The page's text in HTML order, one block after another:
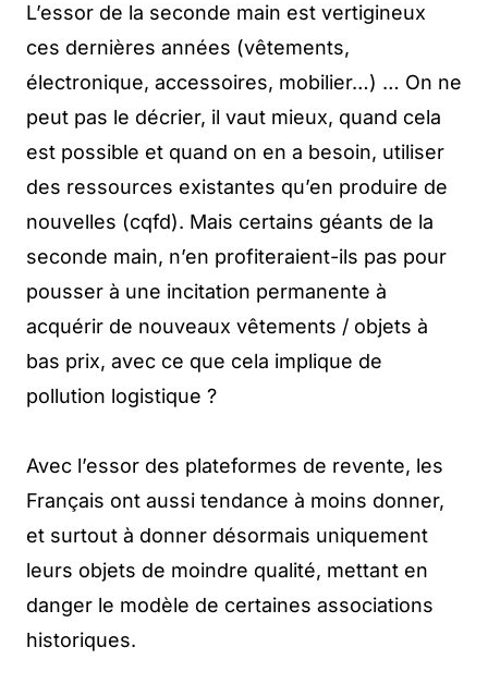
L’essor de la seconde main est vertigineux
ces dernières années (vêtements,
électronique, accessoires, mobilier…) … On ne
peut pas le décrier, il vaut mieux, quand cela
est possible et quand on en a besoin, utiliser
des ressources existantes qu’en produire de
nouvelles (cqfd). Mais certains géants de la
seconde main, n’en profiteraient-ils pas pour
pousser à une incitation permanente à
acquérir de nouveaux vêtements / objets à
bas prix, avec ce que cela implique de
pollution logistique ?
Avec l’essor des plateformes de revente, les
Français ont aussi tendance à moins donner,
et surtout à donner désormais uniquement
leurs objets de moindre qualité, mettant en
danger le modèle de certaines associations
historiques.